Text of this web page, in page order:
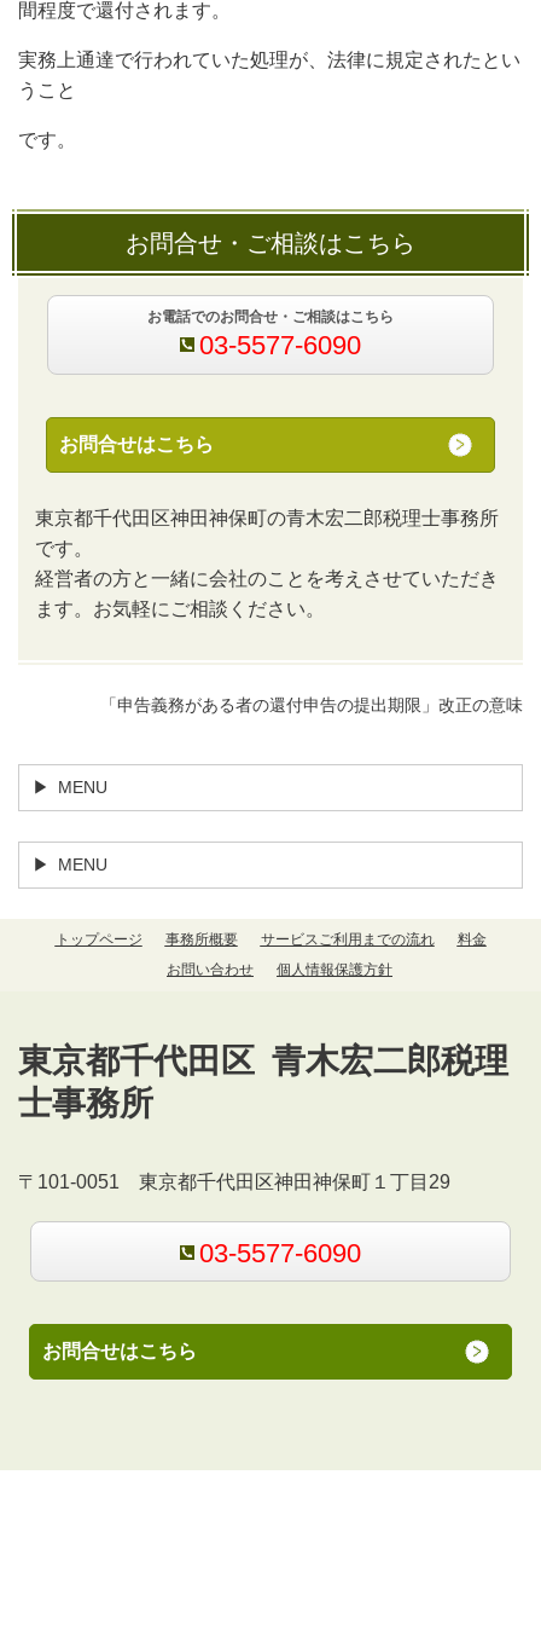
間程度で還付されます。
実務上通達で行われていた処理が、法律に規定されたとい
うこと
です。
お問合せ・ご相談はこちら
お電話でのお問合せ・ご相談はこちら
03-5577-6090
お問合せはこちら
東京都千代田区神田神保町の青木宏二郎税理士事務所
です。
経営者の方と一緒に会社のことを考えさせていただき
ます。お気軽にご相談ください。
「申告義務がある者の還付申告の提出期限」改正の意味
MENU
MENU
トップページ 事務所概要 サービスご利用までの流れ
料金
お問い合わせ
個人情報保護方針
東京都千代田区 青木宏二郎税理
士事務所
〒101-0051 東京都千代田区神田神保町１丁目29
03-5577-6090
お問合せはこちら